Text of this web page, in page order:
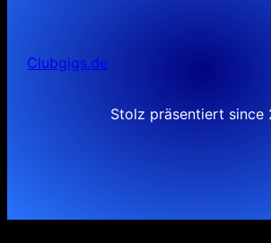
Clubgigs.de
Stolz präsentiert since